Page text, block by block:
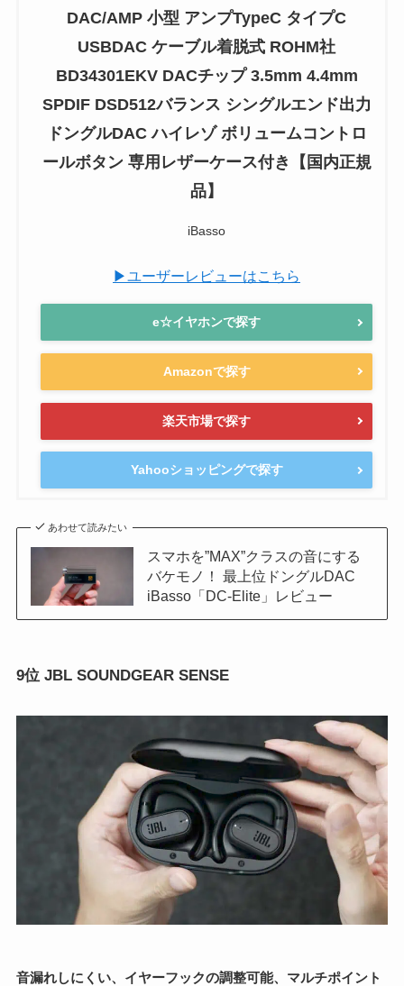
DAC/AMP 小型 アンプTypeC タイプC
USBDAC ケーブル着脱式 ROHM社
BD34301EKV DACチップ 3.5mm 4.4mm
SPDIF DSD512バランス シングルエンド出力
ドングルDAC ハイレゾ ボリュームコントロ
ールボタン 専用レザーケース付き【国内正規
品】
iBasso
▶ユーザーレビューはこちら
e☆イヤホンで探す
Amazonで探す
楽天市場で探す
Yahooショッピングで探す
あわせて読みたい
スマホを”MAX”クラスの音にする
バケモノ！ 最上位ドングルDAC
iBasso「DC-Elite」レビュー
9位 JBL SOUNDGEAR SENSE
音漏れしにくい、イヤーフックの調整可能、マルチポイント